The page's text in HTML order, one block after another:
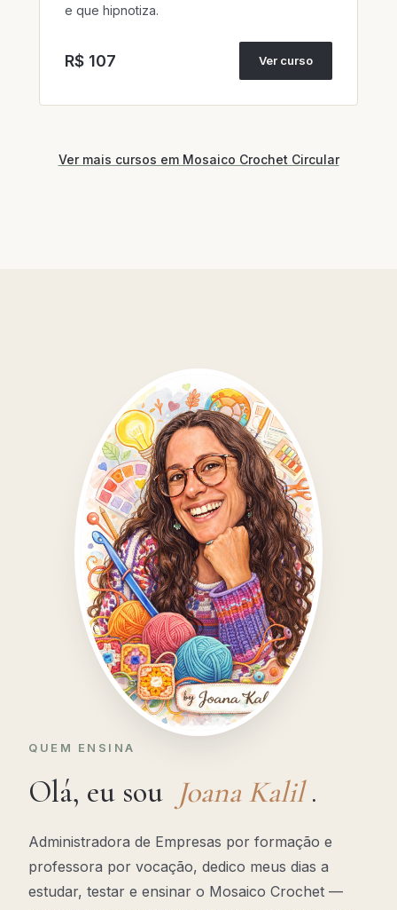
e que hipnotiza.
R$ 107 Ver curso
Ver mais cursos em Mosaico Crochet Circular
QUEM ENSINA
Olá, eu sou Joana Kalil .
Administradora de Empresas por formação e
professora por vocação, dedico meus dias a
estudar, testar e ensinar o Mosaico Crochet —